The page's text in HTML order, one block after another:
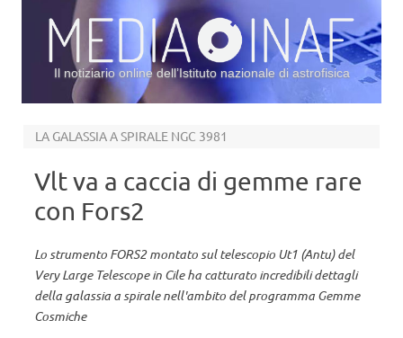
Il notiziario online dell’Istituto nazionale di astrofisica
LA GALASSIA A SPIRALE NGC 3981
Vlt va a caccia di gemme rare
con Fors2
Lo strumento FORS2 montato sul telescopio Ut1 (Antu) del
Very Large Telescope in Cile ha catturato incredibili dettagli
della galassia a spirale nell'ambito del programma Gemme
Cosmiche